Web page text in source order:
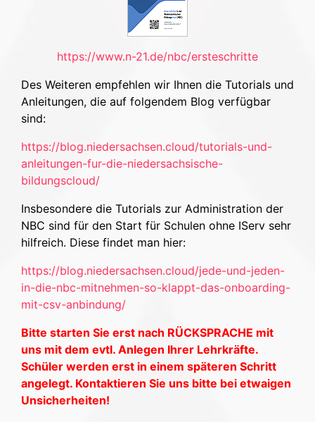
https://www.n-21.de/nbc/ersteschritte
Des Weiteren empfehlen wir Ihnen die Tutorials und
Anleitungen, die auf folgendem Blog verfügbar
sind:
https://blog.niedersachsen.cloud/tutorials-und-
anleitungen-fur-die-niedersachsische-
bildungscloud/
Insbesondere die Tutorials zur Administration der
NBC sind für den Start für Schulen ohne IServ sehr
hilfreich. Diese findet man hier:
https://blog.niedersachsen.cloud/jede-und-jeden-
in-die-nbc-mitnehmen-so-klappt-das-onboarding-
mit-csv-anbindung/
Bitte starten Sie erst nach RÜCKSPRACHE mit
uns mit dem evtl. Anlegen Ihrer Lehrkräfte.
Schüler werden erst in einem späteren Schritt
angelegt. Kontaktieren Sie uns bitte bei etwaigen
Unsicherheiten!